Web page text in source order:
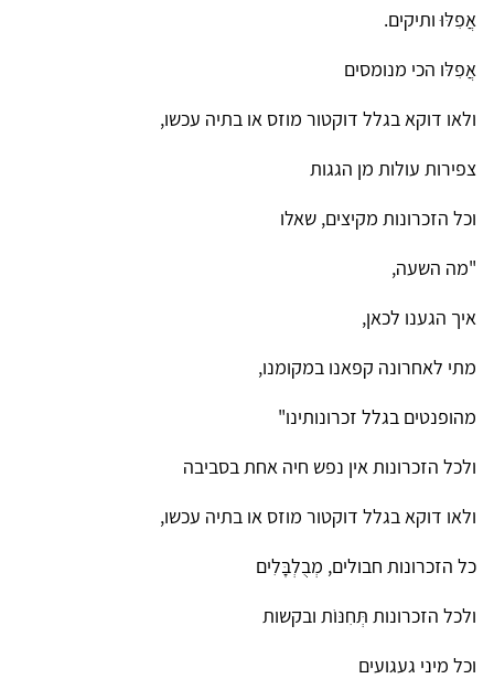
אֲפִלּוּ ותיקים.
אֲפִלּו הכי מנומסים
ולאו דוקא בגלל דוקטור מוזס או בתיה עכשו,
צפירות עולות מן הגגות
וכל הזכרונות מקיצים, שאלו
"מה השעה,
איך הגענו לכאן,
מתי לאחרונה קפאנו במקומנו,
מהופנטים בגלל זכרונותינו"
ולכל הזכרונות אין נפש חיה אחת בסביבה
ולאו דוקא בגלל דוקטור מוזס או בתיה עכשו,
כל הזכרונות חבולים, מְבֻלְבָּלִים
ולכל הזכרונות תְּחִנּוֹת ובקשות
וכל מיני געגועים